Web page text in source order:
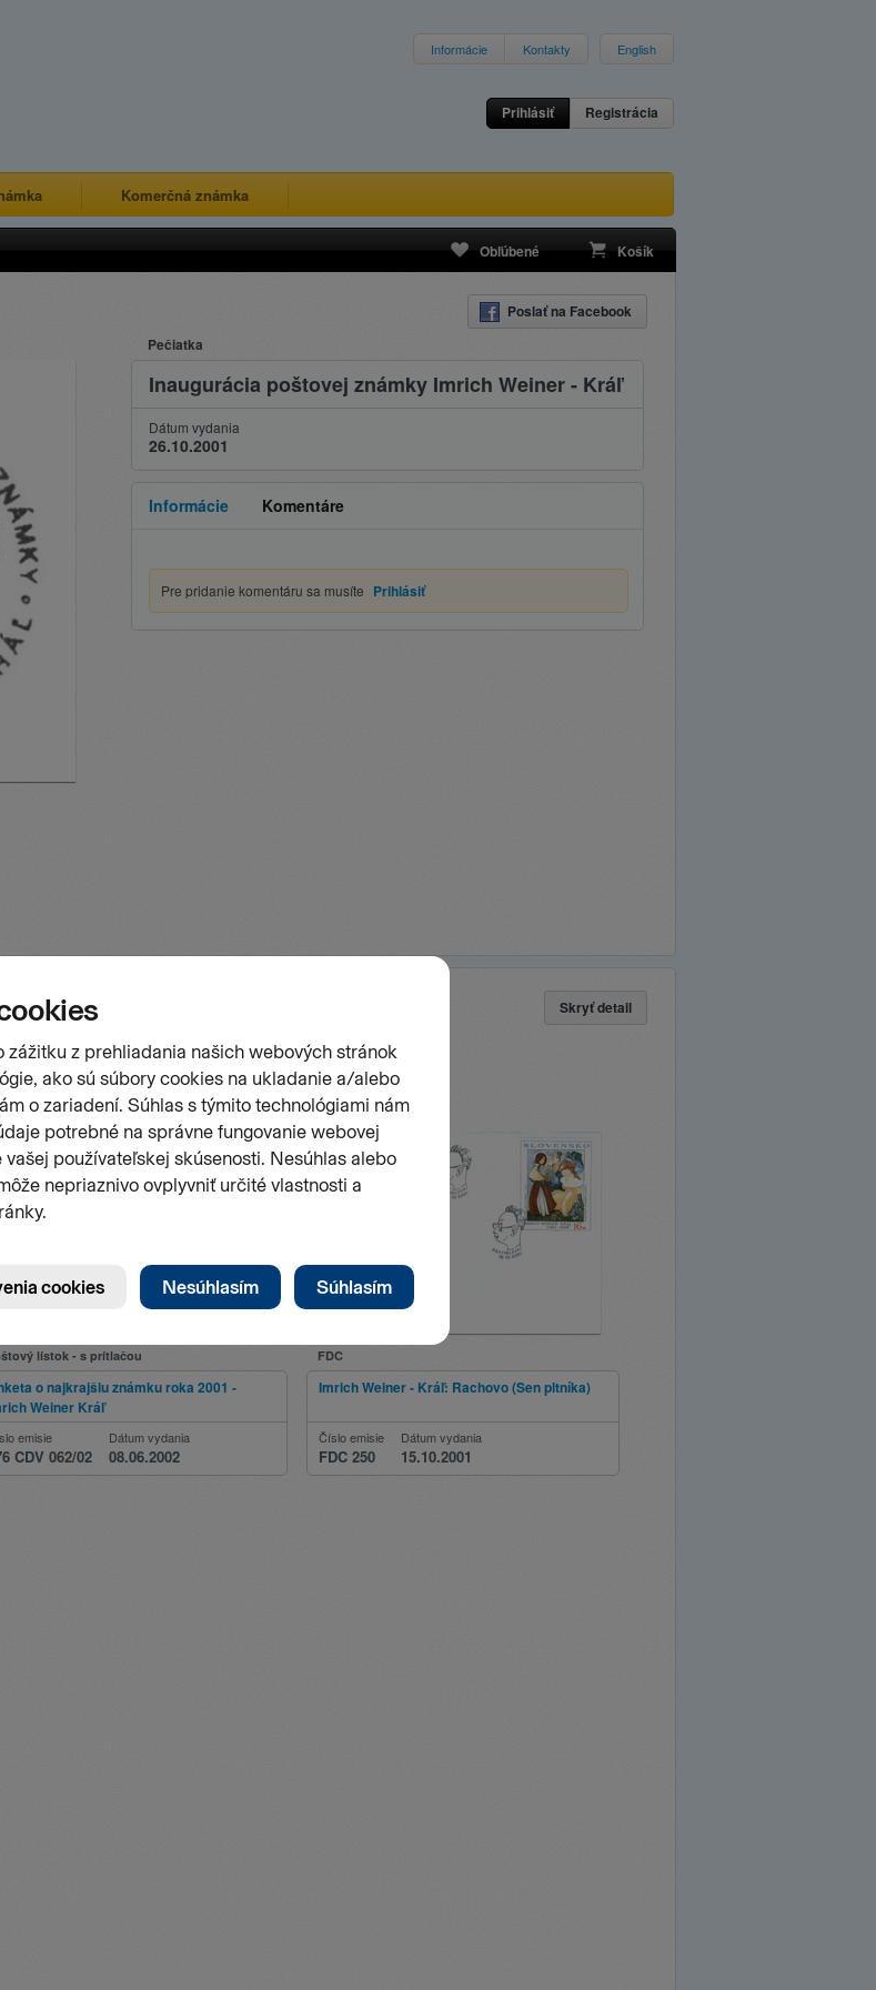
Informácie Kontakty English
Prihlásiť Registrácia
Komerčná známka
Obľúbené Košík
Poslať na Facebook
Pečiatka
Inaugurácia poštovej známky Imrich Weiner - Kráľ
Dátum vydania
26.10.2001
Informácie Komentáre
Pre pridanie komentáru sa musíte Prihlásiť
Skryť detail
lístok - s prítlačou
o najkrajšiu známku roka 2001 -
Weiner Kráľ
emisie
CDV 062/02
Dátum vydania
08.06.2002
FDC
Imrich Weiner - Kráľ: Rachovo (Sen pltníka)
Číslo emisie
FDC 250
Dátum vydania
15.10.2001